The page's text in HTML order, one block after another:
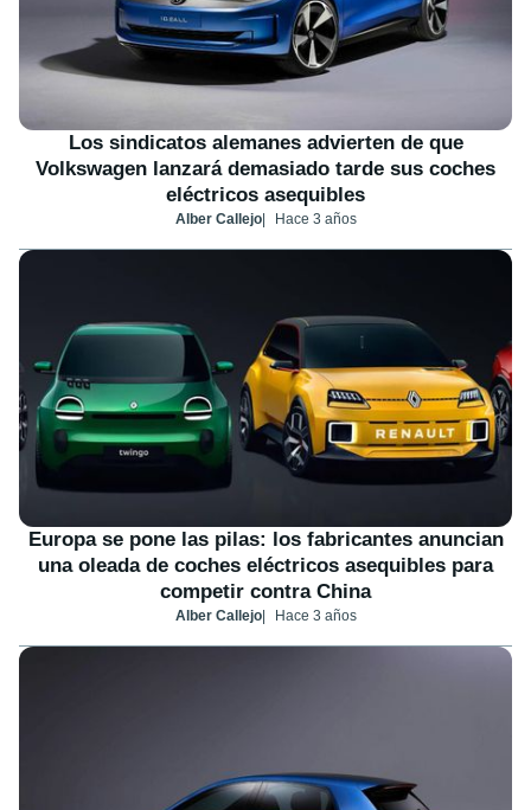
Los sindicatos alemanes advierten de que
Volkswagen lanzará demasiado tarde sus coches
eléctricos asequibles
Alber Callejo Hace 3 años
Europa se pone las pilas: los fabricantes anuncian
una oleada de coches eléctricos asequibles para
competir contra China
Alber Callejo Hace 3 años